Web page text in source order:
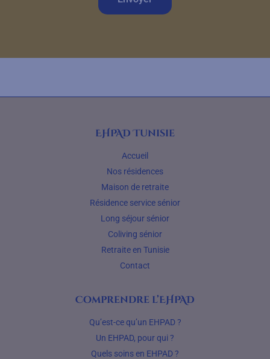
EHPAD Tunisie
Accueil
Nos résidences
Maison de retraite
Résidence service sénior
Long séjour sénior
Coliving sénior
Retraite en Tunisie
Contact
Comprendre l’EHPAD
Qu’est-ce qu’un EHPAD ?
Un EHPAD, pour qui ?
Quels soins en EHPAD ?